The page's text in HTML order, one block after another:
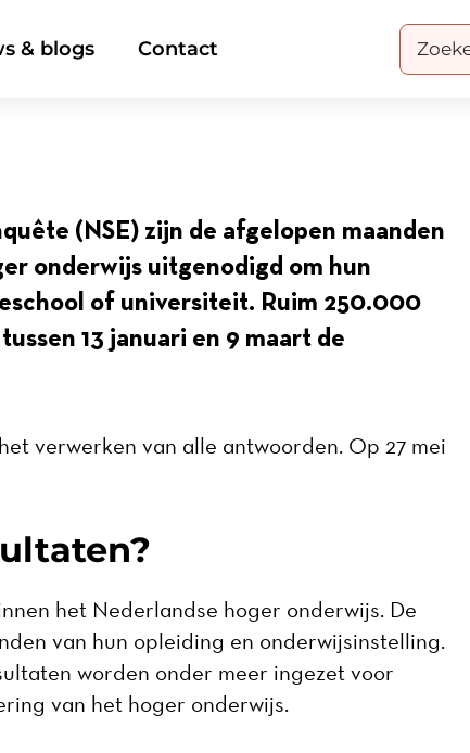
& blogs Contact Zoeken
(NSE) zijn de afgelopen maanden
onderwijs uitgenodigd om hun
of universiteit. Ruim 250.000
13 januari en 9 maart de
verwerken van alle antwoorden. Op 27 mei
het Nederlandse hoger onderwijs. De
van hun opleiding en onderwijsinstelling.
worden onder meer ingezet voor
van het hoger onderwijs.